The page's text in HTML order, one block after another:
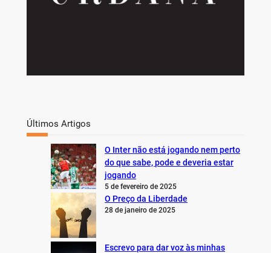
Últimos Artigos
O Inter não está jogando nem perto
do que sabe, pode e deveria estar
jogando
5 de fevereiro de 2025
O Preço da Liberdade
28 de janeiro de 2025
Escrevo para dar voz às minhas